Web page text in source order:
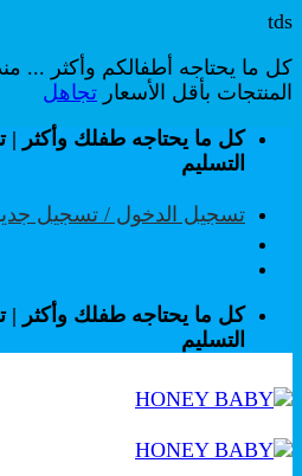
tds
كل ما يحتاجه أطفالكم وأكثر ...
المنتجات بأقل الأسعار تجاهل
تخطي
للمحتوى
كل ما يحتاجه طفلك وأكثر |
التسليم
تسجيل الدخول / تسجيل
كل ما يحتاجه طفلك وأكثر |
التسليم